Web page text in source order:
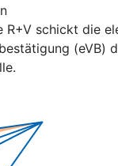
R+V schickt die
(eVB)